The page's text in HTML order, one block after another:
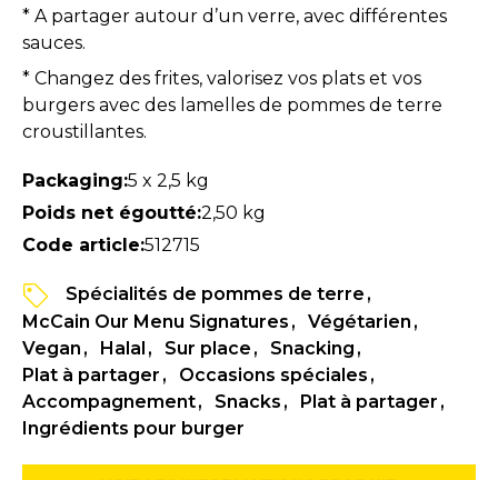
* A partager autour d’un verre, avec différentes
sauces.
* Changez des frites, valorisez vos plats et vos
burgers avec des lamelles de pommes de terre
croustillantes.
Packaging:5 x 2,5 kg
Poids net égoutté:2,50 kg
Code article:512715
Spécialités de pommes de terre
McCain Our Menu Signatures
Végétarien
Vegan
Halal Sur place
Snacking
Plat à partager
Occasions spéciales
Accompagnement
Snacks
Plat à partager
Ingrédients pour burger